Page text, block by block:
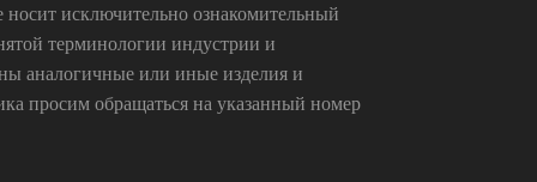
исключительно ознакомительный
терминологии индустрии и
аналогичные или иные изделия и
просим обращаться на указанный номер